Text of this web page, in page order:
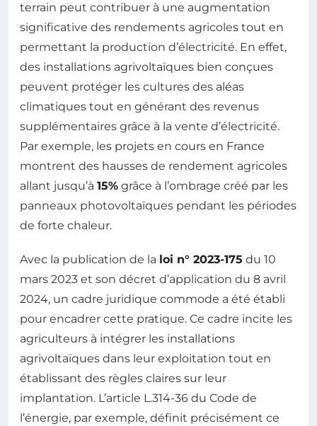
terrain peut contribuer à une augmentation
significative des rendements agricoles tout en
permettant la production d’électricité. En effet,
des installations agrivoltaïques bien conçues
peuvent protéger les cultures des aléas
climatiques tout en générant des revenus
supplémentaires grâce à la vente d’électricité.
Par exemple, les projets en cours en France
montrent des hausses de rendement agricoles
allant jusqu’à 15% grâce à l’ombrage créé par les
panneaux photovoltaïques pendant les périodes
de forte chaleur.
Avec la publication de la loi n° 2023-175 du 10
mars 2023 et son décret d’application du 8 avril
2024, un cadre juridique commode a été établi
pour encadrer cette pratique. Ce cadre incite les
agriculteurs à intégrer les installations
agrivoltaïques dans leur exploitation tout en
établissant des règles claires sur leur
implantation. L’article L.314-36 du Code de
l’énergie, par exemple, définit précisément ce